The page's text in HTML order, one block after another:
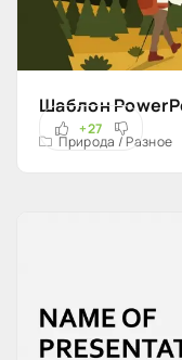
Шаблон
Природа / Разное
+27